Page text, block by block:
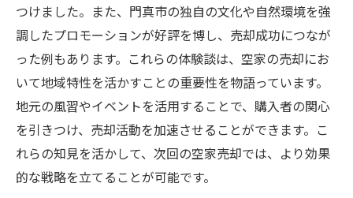
つけました。また、門真市の独自の文化や自然環境を強
調したプロモーションが好評を博し、売却成功につなが
った例もあります。これらの体験談は、空家の売却にお
いて地域特性を活かすことの重要性を物語っています。
地元の風習やイベントを活用することで、購入者の関心
を引きつけ、売却活動を加速させることができます。こ
れらの知見を活かして、次回の空家売却では、より効果
的な戦略を立てることが可能です。